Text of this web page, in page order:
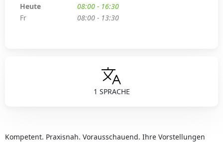
1 SPRACHE
Kompetent. Praxisnah. Vorausschauend. Ihre Vorstellungen
Heute
08:00 - 16:30
Fr
08:00 - 13:30